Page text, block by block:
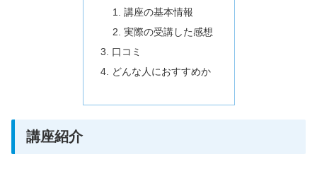
講座の基本情報
実際の受講した感想
口コミ
どんな人におすすめか
講座紹介